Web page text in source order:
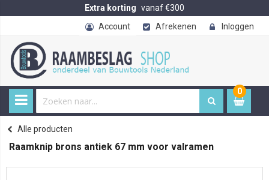
Extra korting vanaf €300
Account
Afrekenen Inloggen
0
item
Home
Alle producten
Raamknip brons antiek 67 mm voor valramen